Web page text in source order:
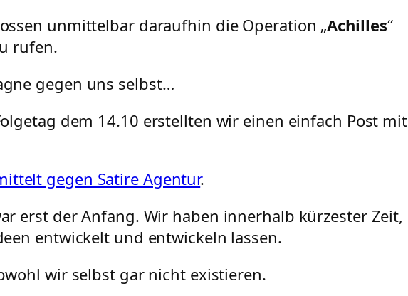
unmittelbar daraufhin die Operation „Achilles“
rufen.
gegen uns selbst…
dem 14.10 erstellten wir einen einfach Post mit
gegen Satire Agentur.
erst der Anfang. Wir haben innerhalb kürzester Zeit,
entwickelt und entwickeln lassen.
wir selbst gar nicht existieren.